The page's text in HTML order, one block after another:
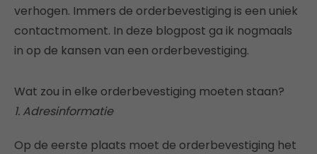
verhogen. Immers de orderbevestiging is een uniek
contactmoment. In deze blogpost ga ik nogmaals
in op de kansen van een orderbevestiging.
Wat zou in elke orderbevestiging moeten staan?
1. Adresinformatie
Op de eerste plaats moet de orderbevestiging het